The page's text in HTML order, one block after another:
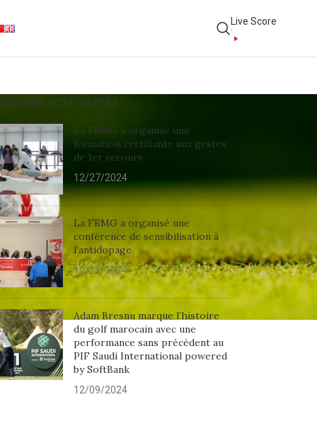
Live Score
ACTUALITÉS
La FRMG a organisé une
formation certifiante aux gestes
de 1er secours
12/27/2024
La FRMG a organisé une
conférence de sensibilisation à
l’antidopage
12/27/2024
Adam Bresnu marque l’histoire
du golf marocain avec une
performance sans précédent au
PIF Saudi International powered
by SoftBank
12/09/2024